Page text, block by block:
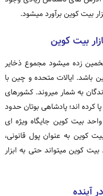
بیت کوین برآورد میشود.
بیت کوین
زده میشود مجموع ذخایر
بیت کوین باشد. ایالات متحده و چین با
به شمار میروند. کشورهای
اند؛ پادشاهی بوتان حدود
12578 واحد و السالوادور با 5963 واحد بیت کوین جایگاه ویژه ای
کوین به عنوان پول قانونی،
کوین میتواند حتی به ابزار
آینده